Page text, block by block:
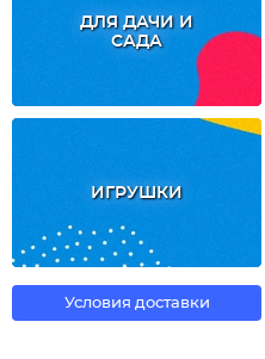
ДЛЯ ДАЧИ И
САДА
ИГРУШКИ
Условия доставки